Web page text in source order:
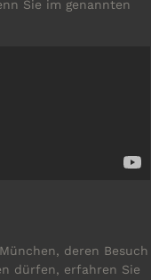
Sie im genannten
deren Besuch
dürfen, erfahren Sie